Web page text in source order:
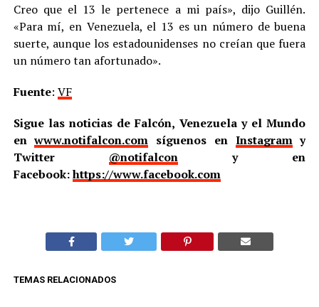
Creo que el 13 le pertenece a mi país», dijo Guillén.
«Para mí, en Venezuela, el 13 es un número de buena
suerte, aunque los estadounidenses no creían que fuera
un número tan afortunado».
Fuente: VF
Sigue las noticias de Falcón, Venezuela y el Mundo
enwww.notifalcon.com síguenos en Instagramy
Twitter @notifalcony en
Facebook:https://www.facebook.com
TEMAS RELACIONADOS